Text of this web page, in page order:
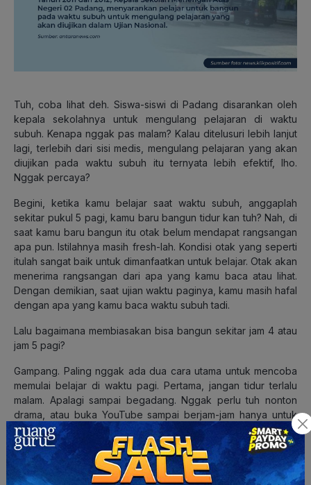
Tuh, coba lihat deh. Siswa-siswi di Padang disarankan oleh
kepala sekolahnya untuk mengulang pelajaran di waktu
subuh. Kenapa nggak pas malam? Kalau ditelusuri lebih lanjut
lagi, terlebih dari sisi medis, mengulang pelajaran yang akan
diujikan pada waktu subuh itu ternyata lebih efektif, lho.
Nggak percaya?
Begini, ketika kamu belajar saat waktu subuh, anggaplah
sekitar pukul 5 pagi, kamu baru bangun tidur kan tuh? Nah, di
saat kamu baru bangun itu otak belum mendapat rangsangan
apa pun. Istilahnya masih fresh-lah. Kondisi otak yang seperti
itulah sangat baik untuk dimanfaatkan untuk belajar. Otak akan
menerima rangsangan dari apa yang kamu baca atau lihat.
Dengan demikian, saat ujian waktu paginya, kamu masih hafal
dengan apa yang kamu baca waktu subuh tadi.
Lalu bagaimana membiasakan bisa bangun sekitar jam 4 atau
jam 5 pagi?
Gampang. Paling nggak ada dua cara utama untuk mencoba
memulai belajar di waktu pagi. Pertama, jangan tidur terlalu
malam. Apalagi sampai begadang. Nggak perlu tuh nonton
drama, atau buka YouTube sampai berjam-jam hanya untuk
menonton Lee Dong Wook beradu peran dengan Yoo In-na.
Mencoba tidur lebih awal sangat baik supaya kamu bisa
bangun lebih awal juga